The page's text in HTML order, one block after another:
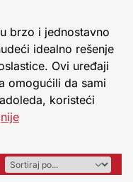
brzo i jednostavno
idealno rešenje
Ovi uređaji
omogućili da sami
koristeći